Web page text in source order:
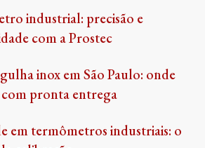
industrial: precisão e
com a Prostec
inox em São Paulo: onde
pronta entrega
em termômetros industriais: o